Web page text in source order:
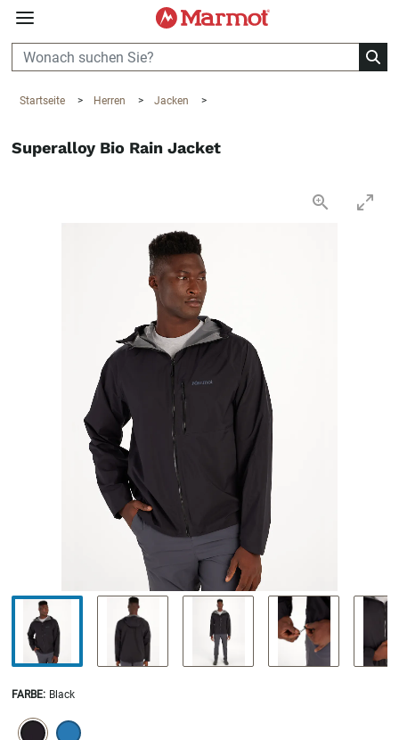
360°
Startseite > Herren > Jacken >
Superalloy Bio Rain Jacket
FARBE: Black
SELECTION WILL REFRESH THE PAGE WITH NEW RESULTS.